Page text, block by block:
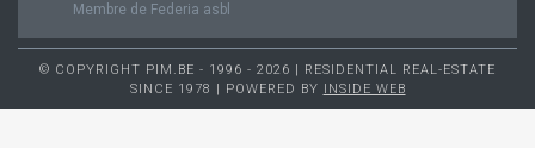
Membre de Federia asbl
© COPYRIGHT PIM.BE - 1996 - 2026 | RESIDENTIAL REAL-ESTATE
SINCE 1978 | POWERED BY
INSIDE WEB